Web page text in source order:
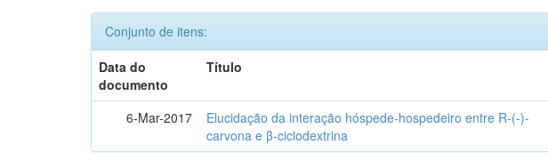
Conjunto de itens:
Data do
documento
Título
6-Mar-2017
Elucidação da interação hóspede-hospedeiro entre R-(-)-
carvona e β-ciclodextrina